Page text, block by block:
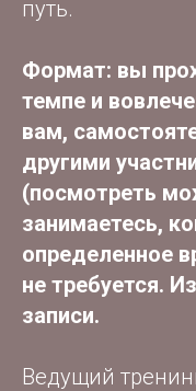
путь.
Формат: вы
темпе и
вам,
другими
(посмотреть
занимаетесь,
определенное
не требуется.
записи.
Ведущий